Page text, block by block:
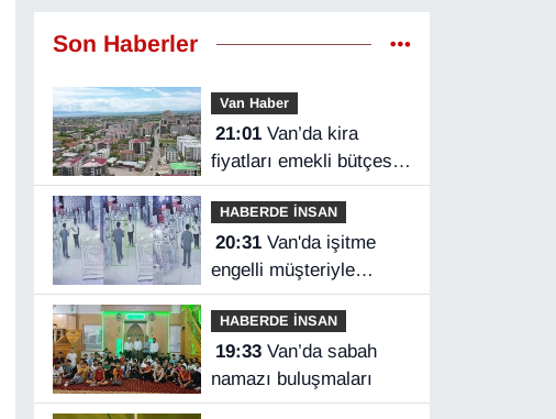
Son Haberler
Van Haber
21:01Van’da kira
fiyatları emekli bütçesini
zorluyor
HABERDE İNSAN
20:31Van'da işitme
engelli müşteriyle
halaylı pazarlık
gülümsetti
HABERDE İNSAN
19:33Van’da sabah
namazı buluşmaları